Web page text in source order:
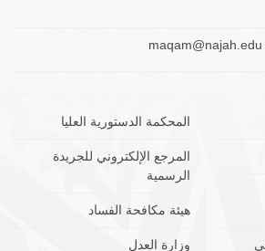
maqam@najah.edu
المحكمة الدستورية العليا
المرجع الإلكتروني للجريدة
الرسمية
هيئة مكافحة الفساد
وزارة العدل